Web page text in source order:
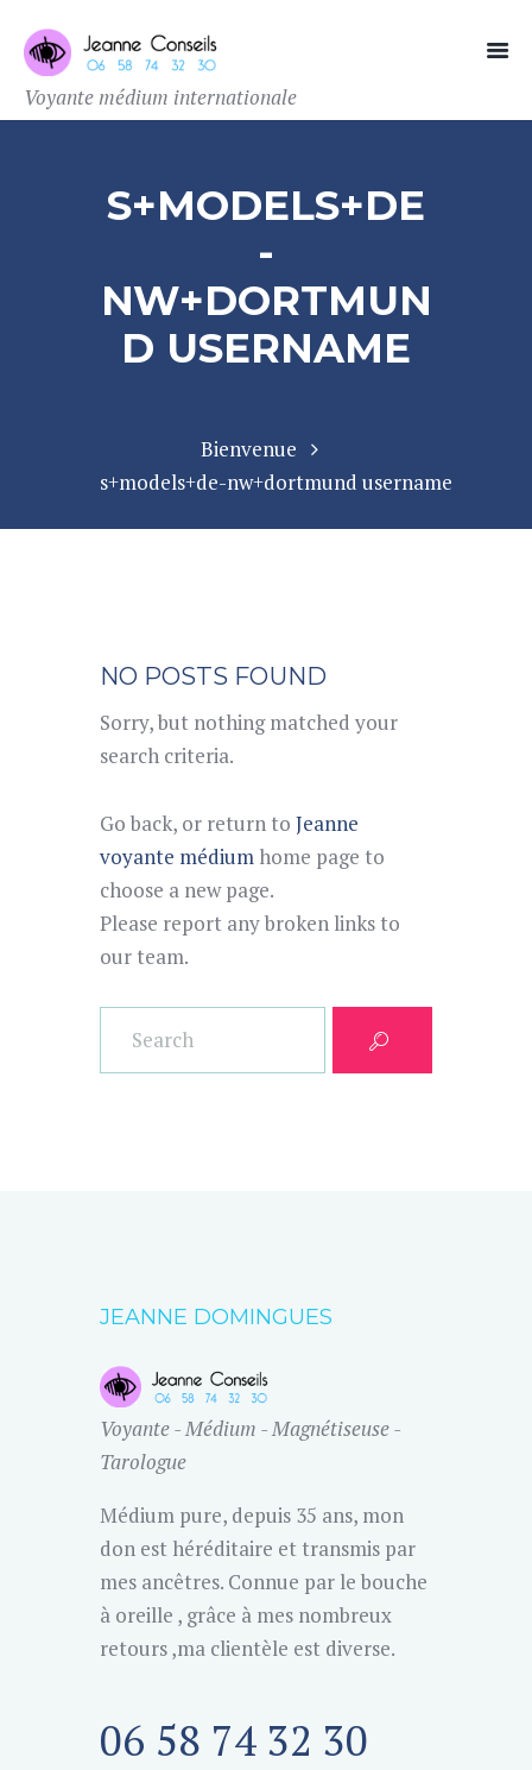
Voyante médium internationale
S+MODELS+DE
-
NW+DORTMUN
D USERNAME
Bienvenue
s+models+de-nw+dortmund username
NO POSTS FOUND
Sorry, but nothing matched your
search criteria.
Go back, or return to Jeanne
voyante médium home page to
choose a new page.
Please report any broken links to
our team.
JEANNE DOMINGUES
Voyante - Médium - Magnétiseuse -
Tarologue
Médium pure, depuis 35 ans, mon
don est héréditaire et transmis par
mes ancêtres. Connue par le bouche
à oreille , grâce à mes nombreux
retours ,ma clientèle est diverse.
06 58 74 32 30